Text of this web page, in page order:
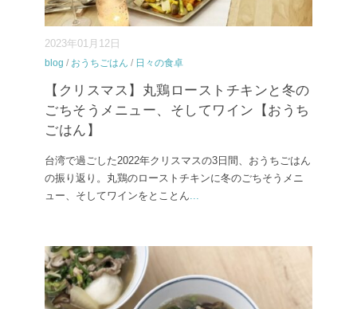
2023年01月12日
blog / おうちごはん / 日々の食卓
【クリスマス】丸鶏ローストチキンと冬の
ごちそうメニュー、そしてワイン【おうち
ごはん】
台湾で過ごした2022年クリスマスの3日間、おうちごはん
の振り返り。丸鶏のローストチキンに冬のごちそうメニ
ュー、そしてワインをとことん...